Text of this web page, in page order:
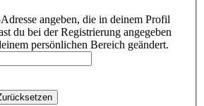
angeben, die in deinem Profil
du bei der Registrierung angegeben
persönlichen Bereich geändert.